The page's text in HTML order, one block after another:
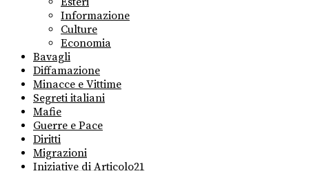
Informazione
Culture
Economia
Bavagli
Diffamazione
Minacce e Vittime
Segreti italiani
Mafie
Guerre e Pace
Diritti
Migrazioni
Iniziative di Articolo21